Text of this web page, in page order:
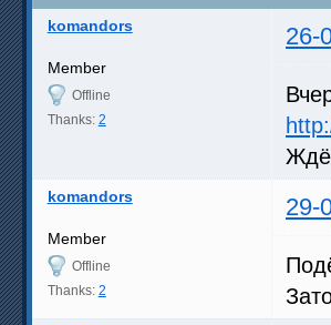
komandors 26-
Member
Offline
Thanks: 2
komandors 29-
Member
Offline
Thanks: 2